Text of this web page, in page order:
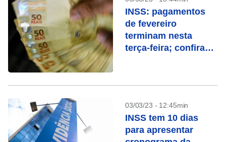
INSS: pagamentos
de fevereiro
terminam nesta
terça-feira; confira
03/03/23 - 12:45min
INSS tem 10 dias
para apresentar